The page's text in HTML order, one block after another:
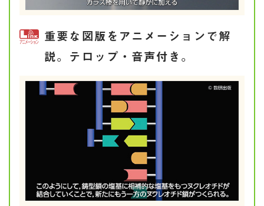
重要な図版をアニメーションで解
説。テロップ・音声付き。